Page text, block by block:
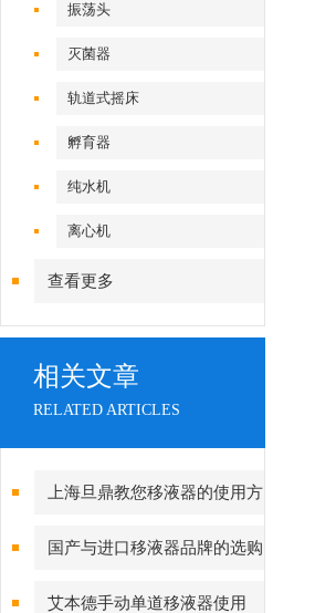
振荡头
灭菌器
轨道式摇床
孵育器
纯水机
离心机
查看更多
相关文章
RELATED ARTICLES
上海旦鼎教您移液器的使用方
法小妙招
国产与进口移液器品牌的选购
推荐
艾本德手动单道移液器使用